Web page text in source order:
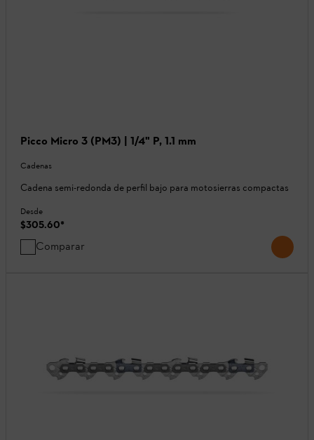
Picco Micro 3 (PM3) | 1/4" P, 1.1 mm
Cadenas
Cadena semi-redonda de perfil bajo para motosierras compactas
Desde
$305.60*
Comparar